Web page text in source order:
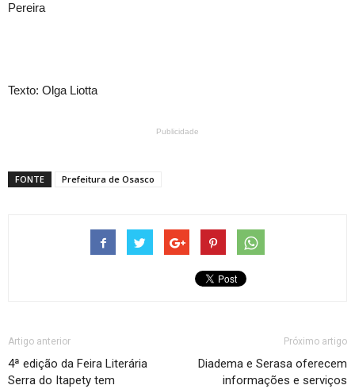
Pereira
Texto: Olga Liotta
Publicidade
FONTE Prefeitura de Osasco
Artigo anterior
4ª edição da Feira Literária
Serra do Itapety tem
Próximo artigo
Diadema e Serasa oferecem
informações e serviços